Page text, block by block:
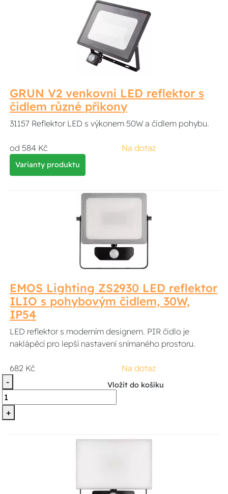
GRUN V2 venkovní LED reflektor s
čidlem různé příkony
31157 Reflektor LED s výkonem 50W a čidlem pohybu.
od 584 Kč Na dotaz
Varianty produktu
EMOS Lighting ZS2930 LED reflektor
ILIO s pohybovým čidlem, 30W,
IP54
LED reflektor s moderním designem. PIR čidlo je
naklápěcí pro lepší nastavení snímaného prostoru.
682 Kč
Na dotaz
-
+
Vložit do košíku